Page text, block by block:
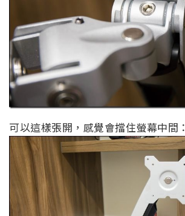
可以這樣張開，感覺會擋住螢幕中間：